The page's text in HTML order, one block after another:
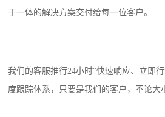
于一体的解决方案交付给每一位客户。
我们的客服推行24小时“快速响应、立即
度跟踪体系，只要是我们的客户，不论大